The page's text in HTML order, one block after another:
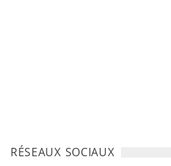
RÉSEAUX SOCIAUX